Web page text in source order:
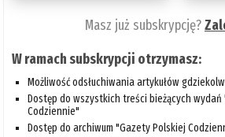
Masz już subskrypcję?
W ramach subskrypcji otrzymasz:
Możliwość odsłuchiwania artykułów
Dostęp do wszystkich treści bieżących
Codziennie"
Dostęp do archiwum "Gazety Polskiej